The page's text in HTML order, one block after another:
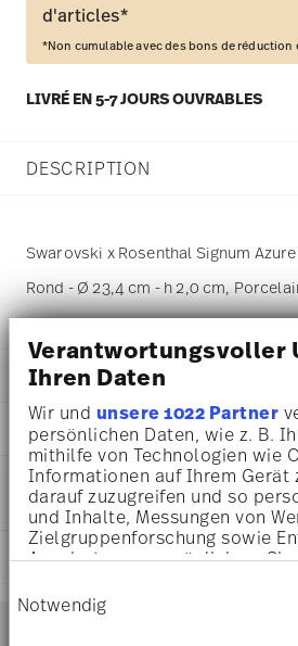
Verantwortungsvoller
Ihren Daten
Wir und unsere 1022 Partner
persönlichen Daten, wie z. B.
mithilfe von Technologien wie
Informationen auf Ihrem Gerät
darauf zuzugreifen und so
und Inhalte, Messungen von
Zielgruppenforschung sowie
Angeboten zu ermöglichen.
Sie können Ihre Einwilligung
Cookie-Erklärung oder durch
Privacy Trigger Symbol
Notwendig
d'articles*
*Non cumulable avec des bons de réduction
LIVRÉ EN 5-7 JOURS OUVRABLES
DESCRIPTION
Swarovski x Rosenthal Signum
Rond - Ø 23,4 cm - h 2,0 cm,
DÉTAILS
Swarovski x Rosenthal
Swarovski SIGNUM
Azure
Porcelaine
Azure
10470-426351-
9009656484838
DIMENSIONS
23,40 cm
23,40 cm
23,40 cm
2,00 cm
467 gr
INSTRUCTIONS D'ENTRETIEN
SÉCURITÉ
EXPÉDITION ET RETOURS
Services